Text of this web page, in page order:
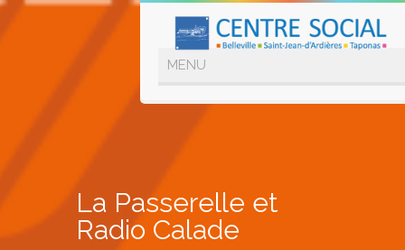
La Passerelle et
Radio Calade